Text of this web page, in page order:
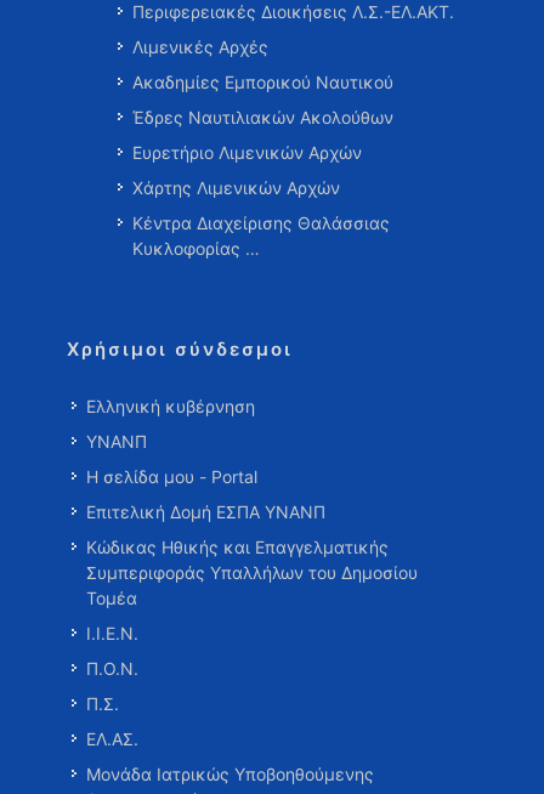
Περιφερειακές Διοικήσεις Λ.Σ.-ΕΛ.ΑΚΤ.
Λιμενικές Αρχές
Ακαδημίες Εμπορικού Ναυτικού
Έδρες Ναυτιλιακών Ακολούθων
Ευρετήριο Λιμενικών Αρχών
Χάρτης Λιμενικών Αρχών
Κέντρα Διαχείρισης Θαλάσσιας
Κυκλοφορίας …
Χρήσιμοι σύνδεσμοι
Ελληνική κυβέρνηση
ΥΝΑΝΠ
Η σελίδα μου - Portal
Επιτελική Δομή ΕΣΠΑ ΥΝΑΝΠ
Κώδικας Ηθικής και Επαγγελματικής
Συμπεριφοράς Υπαλλήλων του Δημοσίου
Τομέα
Ι.Ι.Ε.Ν.
Π.Ο.Ν.
Π.Σ.
ΕΛ.ΑΣ.
Μονάδα Ιατρικώς Υποβοηθούμενης